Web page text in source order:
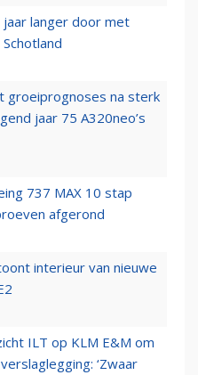
jaar langer door met
groeiprognoses na sterk
jaar 75 A320neo’s
737 MAX 10 stap
afgerond
interieur van nieuwe
ILT op KLM E&M om
‘Zwaar